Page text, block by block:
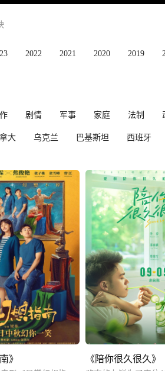
2022 2021 2020 2019
剧情 军事 家庭 法制
大 乌克兰 巴基斯坦 西班牙
》 《陪你很久很久》